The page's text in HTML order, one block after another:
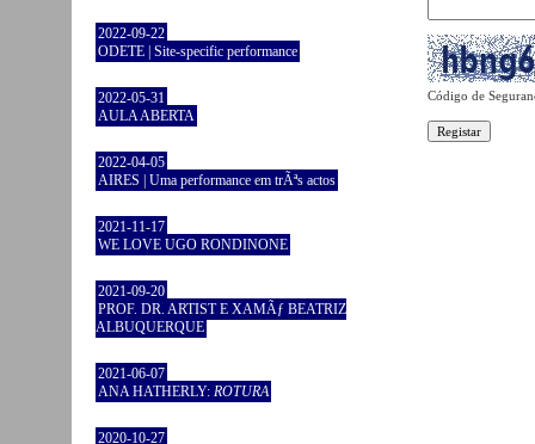
2022-09-22
ODETE | Site-specific performance
2022-05-31
AULA ABERTA
2022-04-05
AIRES | Uma performance em trÃªs actos
2021-11-17
WE LOVE UGO RONDINONE
2021-09-20
PROF. DR. ARTIST E XAMÃƒ BEATRIZ
ALBUQUERQUE
2021-06-07
ANA HATHERLY: ROTURA
2020-10-27
Código de